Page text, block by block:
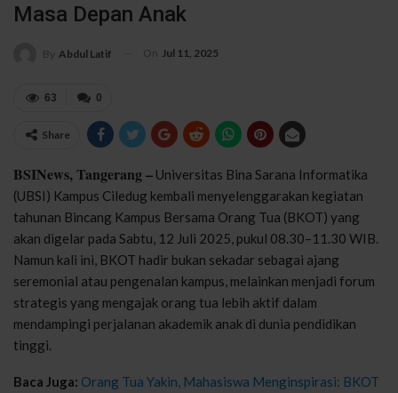
Masa Depan Anak
By Abdul Latif On Jul 11, 2025
0
63
Share
BSINews, Tangerang – Universitas Bina Sarana Informatika
(UBSI) Kampus Ciledug kembali menyelenggarakan kegiatan
tahunan Bincang Kampus Bersama Orang Tua (BKOT) yang
akan digelar pada Sabtu, 12 Juli 2025, pukul 08.30–11.30 WIB.
Namun kali ini, BKOT hadir bukan sekadar sebagai ajang
seremonial atau pengenalan kampus, melainkan menjadi forum
strategis yang mengajak orang tua lebih aktif dalam
mendampingi perjalanan akademik anak di dunia pendidikan
tinggi.
Baca Juga: Orang Tua Yakin, Mahasiswa Menginspirasi: BKOT